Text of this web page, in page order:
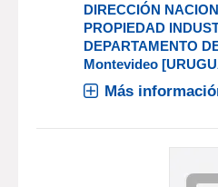
DIRECCIÓN
PROPIEDAD
DEPARTAMENTO
Montevideo
Más